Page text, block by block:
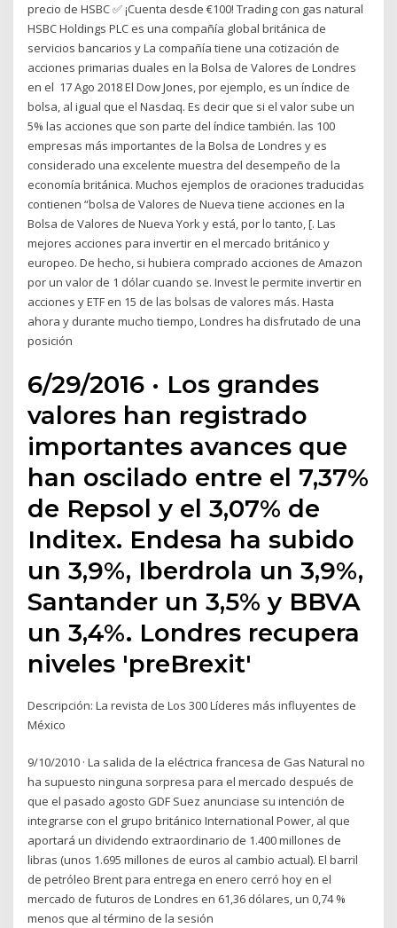
precio de HSBC ✅ ¡Cuenta desde €100! Trading con gas natural
HSBC Holdings PLC es una compañía global británica de
servicios bancarios y La compañía tiene una cotización de
acciones primarias duales en la Bolsa de Valores de Londres
en el 17 Ago 2018 El Dow Jones, por ejemplo, es un índice de
bolsa, al igual que el Nasdaq. Es decir que si el valor sube un
5% las acciones que son parte del índice también. las 100
empresas más importantes de la Bolsa de Londres y es
considerado una excelente muestra del desempeño de la
economía británica. Muchos ejemplos de oraciones traducidas
contienen “bolsa de Valores de Nueva tiene acciones en la
Bolsa de Valores de Nueva York y está, por lo tanto, [. Las
mejores acciones para invertir en el mercado británico y
europeo. De hecho, si hubiera comprado acciones de Amazon
por un valor de 1 dólar cuando se. Invest le permite invertir en
acciones y ETF en 15 de las bolsas de valores más. Hasta
ahora y durante mucho tiempo, Londres ha disfrutado de una
posición
6/29/2016 · Los grandes
valores han registrado
importantes avances que
han oscilado entre el 7,37%
de Repsol y el 3,07% de
Inditex. Endesa ha subido
un 3,9%, Iberdrola un 3,9%,
Santander un 3,5% y BBVA
un 3,4%. Londres recupera
niveles 'preBrexit'
Descripción: La revista de Los 300 Líderes más influyentes de
México
9/10/2010 · La salida de la eléctrica francesa de Gas Natural no
ha supuesto ninguna sorpresa para el mercado después de
que el pasado agosto GDF Suez anunciase su intención de
integrarse con el grupo británico International Power, al que
aportará un dividendo extraordinario de 1.400 millones de
libras (unos 1.695 millones de euros al cambio actual). El barril
de petróleo Brent para entrega en enero cerró hoy en el
mercado de futuros de Londres en 61,36 dólares, un 0,74 %
menos que al término de la sesión